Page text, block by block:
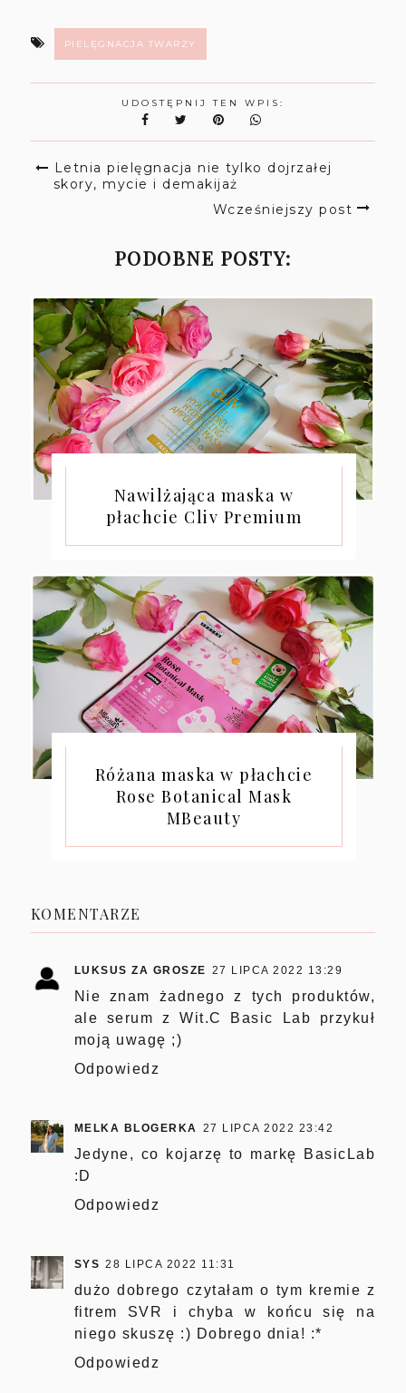
PIELĘGNACJA TWARZY
UDOSTĘPNIJ TEN WPIS:
Letnia pielęgnacja nie tylko dojrzałej
skory, mycie i demakijaż
Wcześniejszy post
PODOBNE POSTY:
Nawilżająca maska w
płachcie Cliv Premium
Różana maska w płachcie
Rose Botanical Mask
MBeauty
KOMENTARZE
LUKSUS ZA GROSZE 27 LIPCA 2022 13:29
Nie znam żadnego z tych produktów,
ale serum z Wit.C Basic Lab przykuł
moją uwagę ;)
Odpowiedz
MELKA BLOGERKA 27 LIPCA 2022 23:42
Jedyne, co kojarzę to markę BasicLab
:D
Odpowiedz
SYS 28 LIPCA 2022 11:31
dużo dobrego czytałam o tym kremie z
fitrem SVR i chyba w końcu się na
niego skuszę :) Dobrego dnia! :*
Odpowiedz